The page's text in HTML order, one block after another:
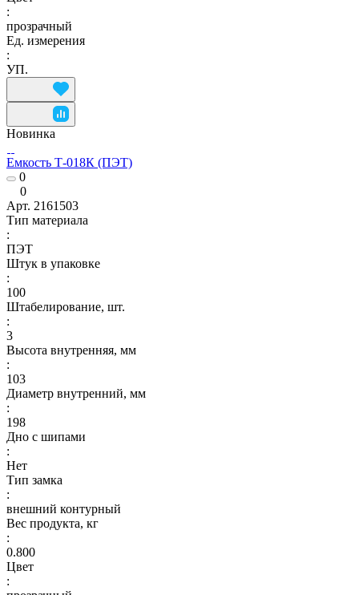
:
прозрачный
Ед. измерения
:
УП.
Новинка
Емкость Т-018К (ПЭТ)
0
0
Арт. 2161503
Тип материала
:
ПЭТ
Штук в упаковке
:
100
Штабелирование, шт.
:
3
Высота внутренняя, мм
:
103
Диаметр внутренний, мм
:
198
Дно с шипами
:
Нет
Тип замка
:
внешний контурный
Вес продукта, кг
:
0.800
Цвет
: